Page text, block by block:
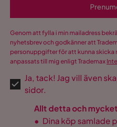
Genom att fylla i min mailadress
nyhetsbrev och godkänner att
personuppgifter för att kunna
anpassats till mig enligt Trademax
Ja, tack! Jag vill även
sidor.
Allt detta och
• Dina köp samlade